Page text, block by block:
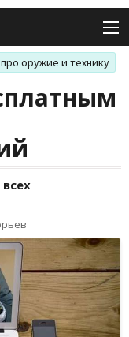
оружие и технику